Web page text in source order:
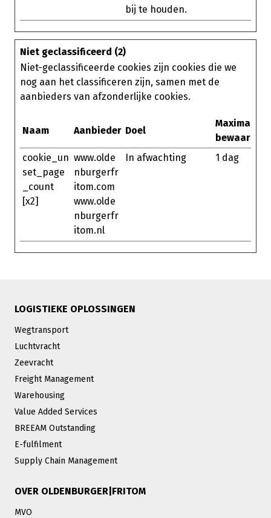
bij te houden.
Niet geclassificeerd (2)
Niet-geclassificeerde cookies zijn cookies die we
nog aan het classificeren zijn, samen met de
aanbieders van afzonderlijke cookies.
Naam Aanbieder Doel
Maximale
cookie_un
set_page
_count
[x2]
www.olde
nburgerfr
itom.com
www.olde
nburgerfr
itom.nl
In afwachting 1 dag
LOGISTIEKE OPLOSSINGEN
Wegtransport
Luchtvracht
Zeevracht
Freight Management
Warehousing
Value Added Services
BREEAM Outstanding
E-fulfilment
Supply Chain Management
OVER OLDENBURGER|FRITOM
MVO